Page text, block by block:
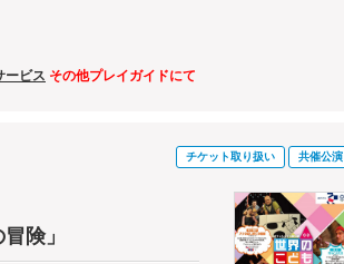
ービス その他プレイガイドにて
チケット取り扱い 共催公演
険」